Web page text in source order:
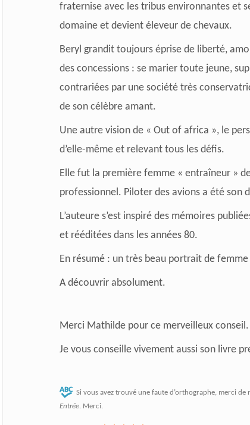
fraternise avec les tribus environnantes et
domaine et devient éleveur de chevaux.
Beryl grandit toujours éprise de liberté,
des concessions : se marier toute jeune,
contrariées par une société très
de son célèbre amant.
Une autre vision de « Out of africa », le
d’elle-même et relevant tous les défis.
Elle fut la première femme « entraîneur »
professionnel. Piloter des avions a été son
L’auteure s’est inspiré des mémoires
et rééditées dans les années 80.
En résumé : un très beau portrait de
A découvrir absolument.
Merci Mathilde pour ce merveilleux conseil.
Je vous conseille vivement aussi son livre
Si vous avez trouvé une faute d’orthographe, merci
Entrée. Merci.